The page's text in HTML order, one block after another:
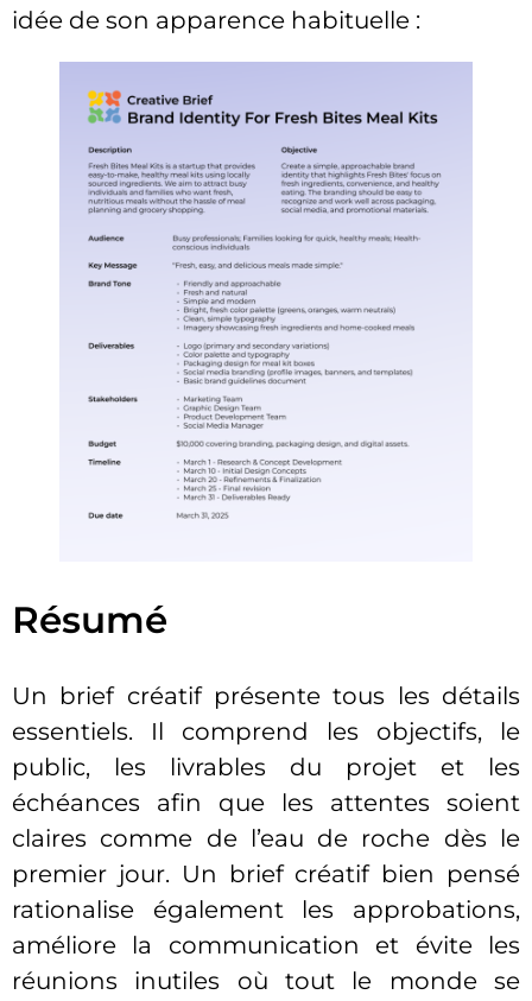
idée de son apparence habituelle :
Résumé
Un brief créatif présente tous les détails
essentiels. Il comprend les objectifs, le
public, les livrables du projet et les
échéances afin que les attentes soient
claires comme de l’eau de roche dès le
premier jour. Un brief créatif bien pensé
rationalise également les approbations,
améliore la communication et évite les
réunions inutiles où tout le monde se